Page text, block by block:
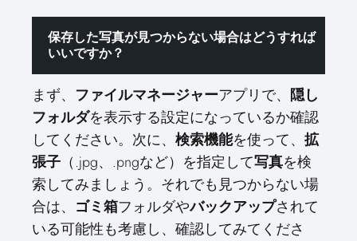
保存した写真が見つからない場合はどうすれば
いいですか？
まず、 ファイルマネージャーアプリで、 隠し
フォルダを表示する設定になっているか確認
してください。次に、 検索機能を使って、 拡
張子 （.jpg、.pngなど）を指定して写真を検
索してみましょう。それでも見つからない場
合は、 ゴミ箱フォルダやバックアップされて
いる可能性も考慮し、確認してみてくださ